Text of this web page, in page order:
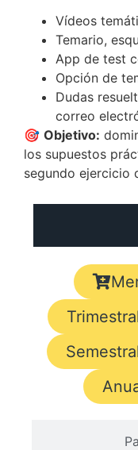
Vídeos
Temario,
App de test
Opción de
Dudas
correo
🎯 Objetivo:
los supuestos
segundo ejercicio